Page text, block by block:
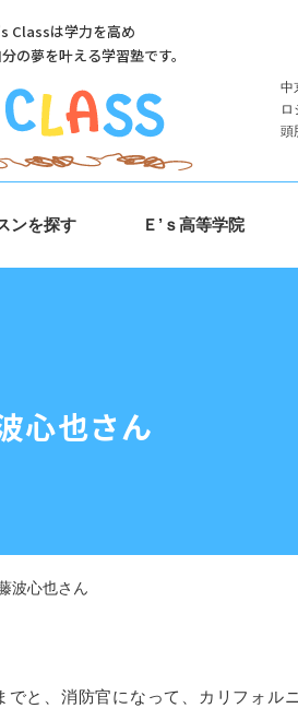
Classは学力を高め
分の夢を叶える学習塾です。
中
ロ
頭
ンを探す Ｅ’ｓ高等学院
心也さん
波心也さん
と、消防官になって、カリフォル